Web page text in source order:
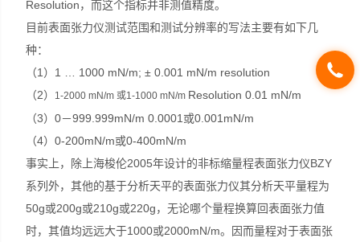
Resolution，而这个指标并非测值精度。
目前表面张力仪测试范围和测试分辨率的写法主要有如下几
种：
（1）1 … 1000 mN/m; ± 0.001 mN/m resolution
（2）
1-2000 mN/m或1-1000 mN/m Resolution 0.01 mN/m
（3）0－999.999mN/m 0.0001或0.001mN/m
（4）0-200mN/m或0-400mN/m
事实上，除上海梭伦2005年设计的非标缩量程表面张力仪BZY
系列外，其他的基于分析天平的表面张力仪其分析天平量程为
50g或200g或210g或220g，无论哪个量程换算回表面张力值
时，其值均远远大于1000或2000mN/m。因而量程对于表面张